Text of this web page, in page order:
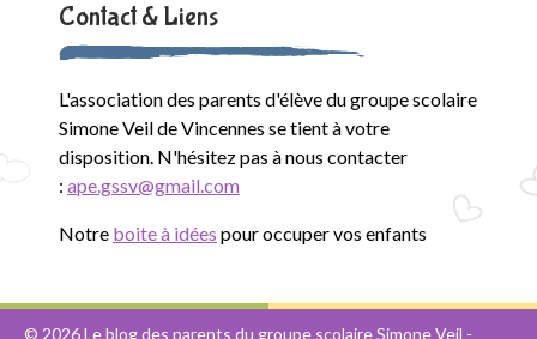
Contact & Liens
L'association des parents d'élève du groupe scolaire
Simone Veil de Vincennes se tient à votre
disposition. N'hésitez pas à nous contacter
: ape.gssv@gmail.com
Notre boite à idées pour occuper vos enfants
© 2026Le blog des parents du groupe scolaire Simone Veil -